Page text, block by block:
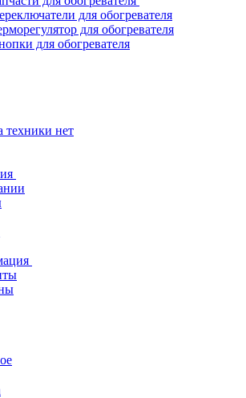
для обогревателя
для обогревателя
для обогревателя
техники нет